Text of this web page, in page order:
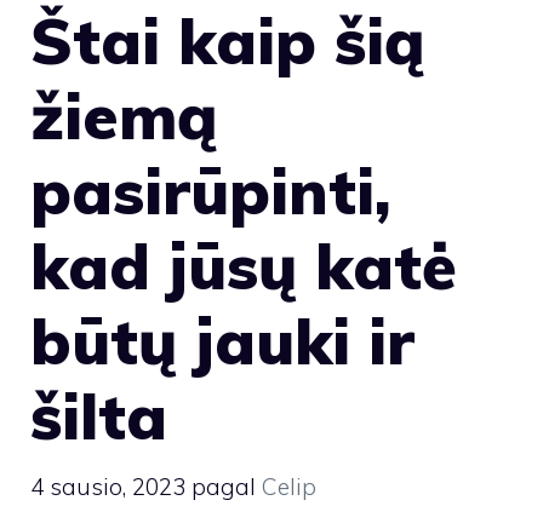
Štai kaip šią
žiemą
pasirūpinti,
kad jūsų katė
būtų jauki ir
šilta
4 sausio, 2023 pagal Celip